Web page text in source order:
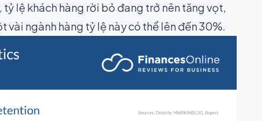
lệ khách hàng rời bỏ đang trở nên tăng vọt,
vài ngành hàng tỷ lệ này có thể lên đến 30%.